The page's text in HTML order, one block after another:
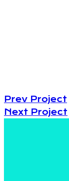
Prev Project
Next Project